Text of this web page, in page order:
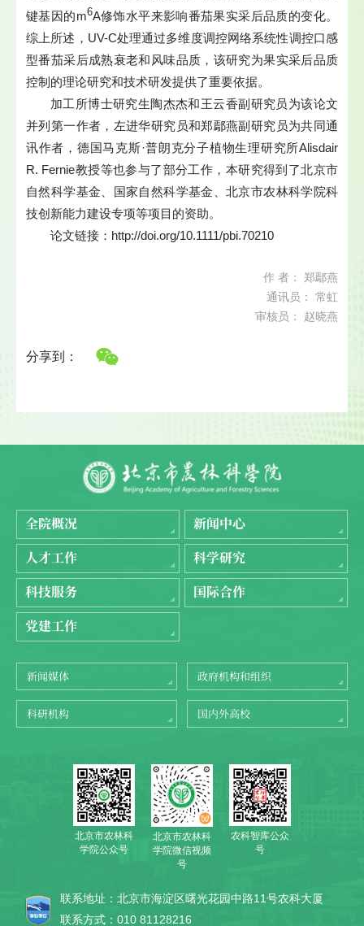
键基因的m6A修饰水平来影响番茄果实采后品质的变化。
综上所述，UV-C处理通过多维度调控网络系统性调控口感
型番茄采后成熟衰老和风味品质，该研究为果实采后品质
控制的理论研究和技术研发提供了重要依据。
加工所博士研究生陶杰杰和王云香副研究员为该论文
并列第一作者，左进华研究员和郑鄢燕副研究员为共同通
讯作者，德国马克斯·普朗克分子植物生理研究所Alisdair
R. Fernie教授等也参与了部分工作，本研究得到了北京市
自然科学基金、国家自然科学基金、北京市农林科学院科
技创新能力建设专项等项目的资助。
论文链接： http://doi.org/10.1111/pbi.70210
作 者： 郑鄢燕
通讯员： 常虹
审核员： 赵晓燕
分享到：
全院概况
新闻中心
人才工作
科学研究
科技服务
国际合作
党建工作
新闻媒体 政府机构和组织
科研机构 国内外高校
北京市农林科
学院公众号
北京市农林科
学院微信视频
号
农科智库公众
号
联系地址：北京市海淀区曙光花园中路11号农科大厦
联系方式：010 81128216